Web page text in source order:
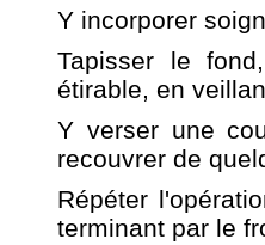
Y incorporer
Tapisser le
étirable, en
Y verser une
recouvrer de
Répéter
terminant par le